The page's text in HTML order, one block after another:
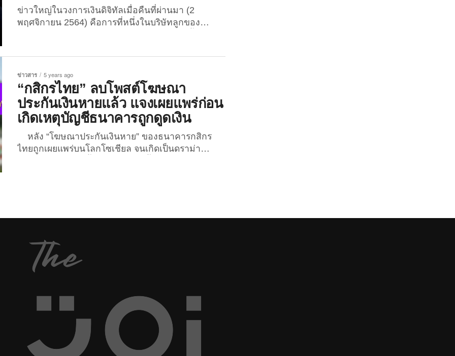
ข่าวใหญ่ในวงการเงินดิจิทัลเมื่อคืนที่ผ่านมา (2
พฤศจิกายน 2564) คือการที่หนึ่งในบริษัทลูกของ
ผลให้สตาร์ทอัพเกี่ยวกับเงินดิจิทัลน้องใหม่ไฟแรงขึ้น
แท่นเป็น “สตาร์ทอัพยูนิคอร์น” รายที่ 2 อย่างเป็น
ทางการ โดยทาง “กลุ่ม SCB X” ได้ประกาศข่าวดัง
กล่าวลงสื่อสังคมออนไลน์ เผยว่าทาง “บริษัทหลักทรัพย์
ไทยพาณิชย์ จำกัด (SCBS)” ได้เข้าลงทุนใน “บริษัท...
ข่าวสาร 5 years ago
“กสิกรไทย” ลบโพสต์โฆษณา
ประกันเงินหายแล้ว แจงเผยแพร่ก่อน
เกิดเหตุบัญชีธนาคารถูกดูดเงิน
หลัง “โฆษณาประกันเงินหาย” ของธนาคารกสิกร
ไทยถูกเผยแพร่บนโลกโซเชียล จนเกิดเป็นดราม่า
แถลงการณ์ชี้แจง “โฆษณาประกันเงินหาย” ที่เป็น
ดราม่าออนไลน์ ระบุว่า… “ตามที่มีการแพร่กระจาย
ภาพโฆษณาผลิตภัณฑ์ประกันภัยใหม่ที่มีข้อความว่า...